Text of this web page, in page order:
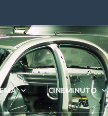
CINEMINUTO